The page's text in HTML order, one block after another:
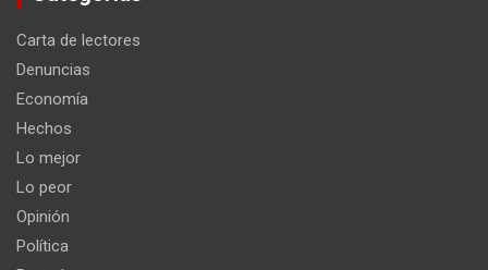
Carta de lectores
Denuncias
Economía
Hechos
Lo mejor
Lo peor
Opinión
Política